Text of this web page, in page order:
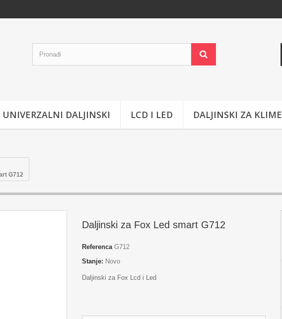
UNIVERZALNI DALJINSKI LCD I LED DALJINSKI ZA KLIME
G712
Daljinski za Fox Led smart G712
Referenca G712
Stanje: Novo
Daljinski za Fox Lcd i Led